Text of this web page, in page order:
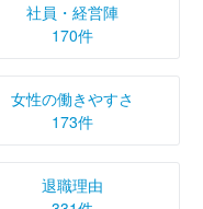
社員・経営陣
170件
女性の働きやすさ
173件
退職理由